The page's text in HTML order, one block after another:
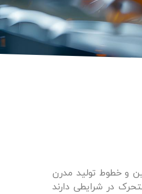
و خطوط تولید مدرن
در شرایطی دارند